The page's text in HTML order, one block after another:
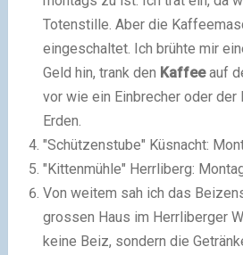
Totenstille. Aber die
eingeschaltet. Ich brühte mir
Geld hin, trank den Kaffeeauf
vor wie ein Einbrecher oder
Erden.
"Schützenstube" Küsnacht:
"Kittenmühle" Herrliberg:
Von weitem sah ich das
grossen Haus im Herrliberger
keine Beiz, sondern die